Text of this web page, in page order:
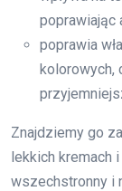
poprawiając
poprawia
kolorowych,
Znajdziemy go
lekkich kremach
wszechstronny i